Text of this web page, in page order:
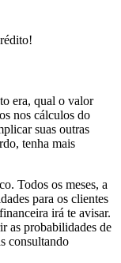
era, qual o valor
nos cálculos do
suas outras
tenha mais
Todos os meses, a
para os clientes
irá te avisar.
as probabilidades de
consultando